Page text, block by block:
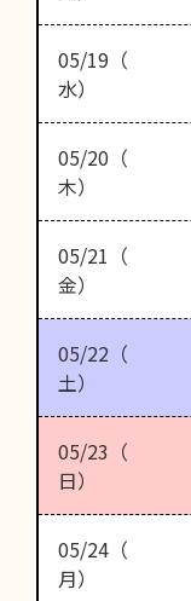
05/19（
水）
05/20（
木）
05/21（
金）
05/22（
土）
05/23（
日）
05/24（
月）